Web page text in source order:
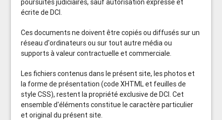
poursuites judiciaires, sauf autorisation expresse et
écrite de DCI.
Ces documents ne doivent être copiés ou diffusés sur un
réseau d'ordinateurs ou sur tout autre média ou
supports à valeur contractuelle et commerciale.
Les fichiers contenus dans le présent site, les photos et
la forme de présentation (code XHTML et feuilles de
style CSS), restent la propriété exclusive de DCI. Cet
ensemble d'éléments constitue le caractère particulier
et original du présent site.